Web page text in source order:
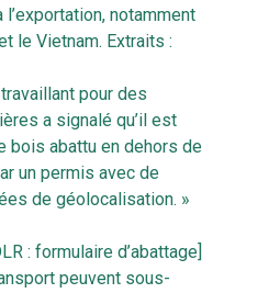
l’exportation, notamment
le Vietnam. Extraits :
pour des
a signalé qu’il est
bois abattu en dehors de
un permis avec de
de géolocalisation. »
: formulaire d’abattage]
peuvent sous-